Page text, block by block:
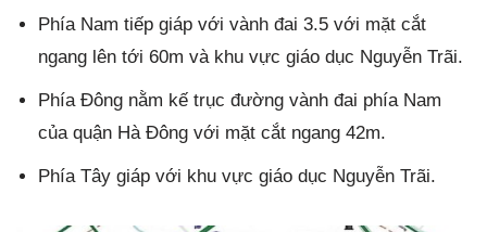
Phía Nam tiếp giáp với vành đai 3.5 với mặt cắt
ngang lên tới 60m và khu vực giáo dục Nguyễn Trãi.
Phía Đông nằm kế trục đường vành đai phía Nam
của quận Hà Đông với mặt cắt ngang 42m.
Phía Tây giáp với khu vực giáo dục Nguyễn Trãi.